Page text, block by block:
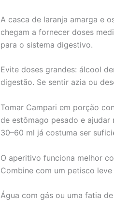
A casca de laranja amarga e
chegam a fornecer doses
para o sistema digestivo.
Evite doses grandes: álcool
digestão. Se sentir azia ou
Tomar Campari em porção
de estômago pesado e
30–60 ml já costuma ser
O aperitivo funciona melhor
Combine com um petisco
Água com gás ou uma fatia